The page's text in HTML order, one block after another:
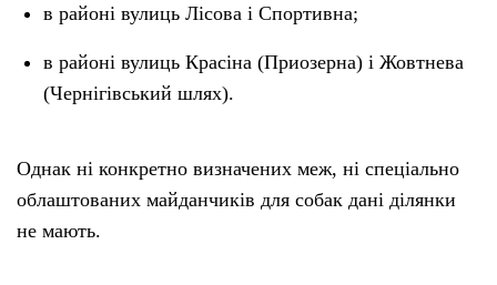
в районі вулиць Лісова і Спортивна;
в районі вулиць Красіна (Приозерна) і Жовтнева
(Чернігівський шлях).
Однак ні конкретно визначених меж, ні спеціально
облаштованих майданчиків для собак дані ділянки
не мають.